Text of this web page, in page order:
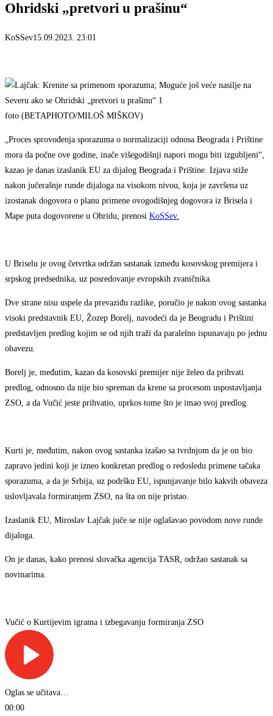
Ohridski „pretvori u prašinu“
KoSSev15.09.2023. 23:01
foto (BETAPHOTO/MILOŠ MIŠKOV)
„Proces sprovođenja sporazuma o normalizaciji odnosa Beograda i Prištine
mora da počne ove godine, inače višegodišnji napori mogu biti izgubljeni“,
kazao je danas izaslanik EU za dijalog Beograda i Prištine. Izjava stiže
nakon jučerašnje runde dijaloga na visokom nivou, koja je završena uz
izostanak dogovora o planu primene ovogodišnjeg dogovora iz Brisela i
Mape puta dogovorene u Ohridu, prenosi KoSSev.
U Briselu je ovog četvrtka održan sastanak između kosovskog premijera i
srpskog predsednika, uz posredovanje evropskih zvaničnika.
Dve strane nisu uspele da prevaziđu razlike, poručio je nakon ovog sastanka
visoki predstavnik EU, Žozep Borelj, navodeći da je Beogradu i Prištini
predstavljen predlog kojim se od njih traži da paralelno ispunavaju po jednu
obavezu.
Borelj je, međutim, kazao da kosovski premijer nije želeo da prihvati
predlog, odnosno da nije bio spreman da krene sa procesom uspostavljanja
ZSO, a da Vučić jeste prihvatio, uprkos tome što je imao svoj predlog.
Kurti je, međutim, nakon ovog sastanka izašao sa tvrdnjom da je on bio
zapravo jedini koji je izneo konkretan predlog o redosledu primene tačaka
sporazuma, a da je Srbija, uz podršku EU, ispunjavanje bilo kakvih obaveza
uslovljavala formiranjem ZSO, na šta on nije pristao.
Izaslanik EU, Miroslav Lajčak juče se nije oglašavao povodom nove runde
dijaloga.
On je danas, kako prenosi slovačka agencija TASR, održao sastanak sa
novinarima.
Vučić o Kurtijevim igrama i izbegavanju formiranja ZSO
Oglas se učitava…
00:00